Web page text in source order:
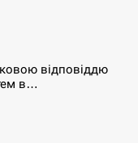
відповіддю
в…